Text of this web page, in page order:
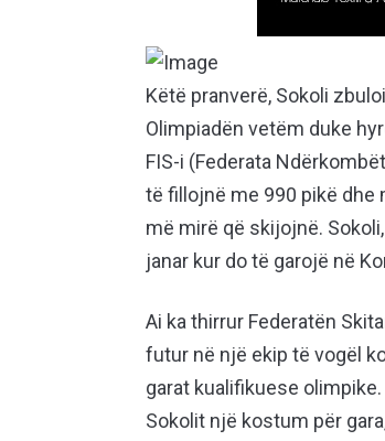
Këtë pranverë, Sokoli
Olimpiadën vetëm duke
FIS-i (Federata
të fillojnë me 990 pikë
më mirë që skijojnë.
janar kur do të garojë në
Ai ka thirrur Federatën
futur në një ekip të vogël
garat kualifikuese
Sokolit një kostum për